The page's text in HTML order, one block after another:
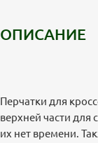
ОПИСАНИЕ
Перчатки для
верхней части для
их нет времени.